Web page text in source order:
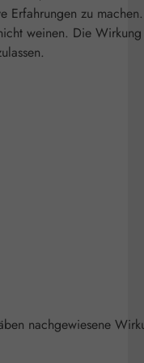
Erfahrungen zu machen.
weinen. Die
nachgewiesene